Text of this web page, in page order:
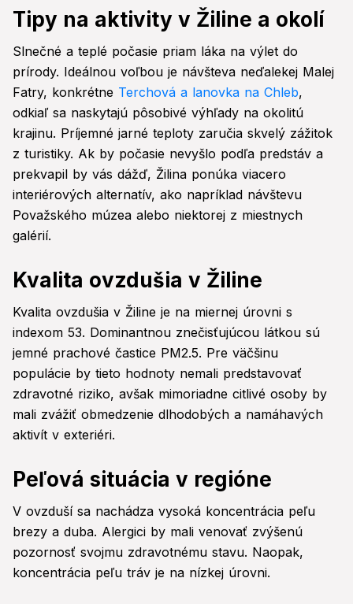
Tipy na aktivity v Žiline a okolí
Slnečné a teplé počasie priam láka na výlet do
prírody. Ideálnou voľbou je návšteva neďalekej Malej
Fatry, konkrétne Terchová a lanovka na Chleb,
odkiaľ sa naskytajú pôsobivé výhľady na okolitú
krajinu. Príjemné jarné teploty zaručia skvelý zážitok
z turistiky. Ak by počasie nevyšlo podľa predstáv a
prekvapil by vás dážď, Žilina ponúka viacero
interiérových alternatív, ako napríklad návštevu
Považského múzea alebo niektorej z miestnych
galérií.
Kvalita ovzdušia v Žiline
Kvalita ovzdušia v Žiline je na miernej úrovni s
indexom 53. Dominantnou znečisťujúcou látkou sú
jemné prachové častice PM2.5. Pre väčšinu
populácie by tieto hodnoty nemali predstavovať
zdravotné riziko, avšak mimoriadne citlivé osoby by
mali zvážiť obmedzenie dlhodobých a namáhavých
aktivít v exteriéri.
Peľová situácia v regióne
V ovzduší sa nachádza vysoká koncentrácia peľu
brezy a duba. Alergici by mali venovať zvýšenú
pozornosť svojmu zdravotnému stavu. Naopak,
koncentrácia peľu tráv je na nízkej úrovni.